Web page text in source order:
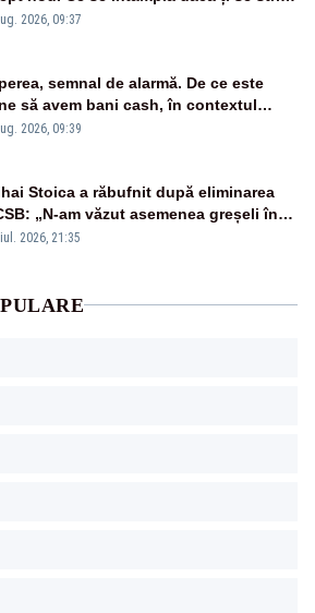
produs
2026, 09:37
semnal de alarmă. De ce este
să avem bani cash, în contextul
energetice?
2026, 09:39
Stoica a răbufnit după eliminarea
„N-am văzut asemenea greșeli în
de meciuri europene”
2026, 21:35